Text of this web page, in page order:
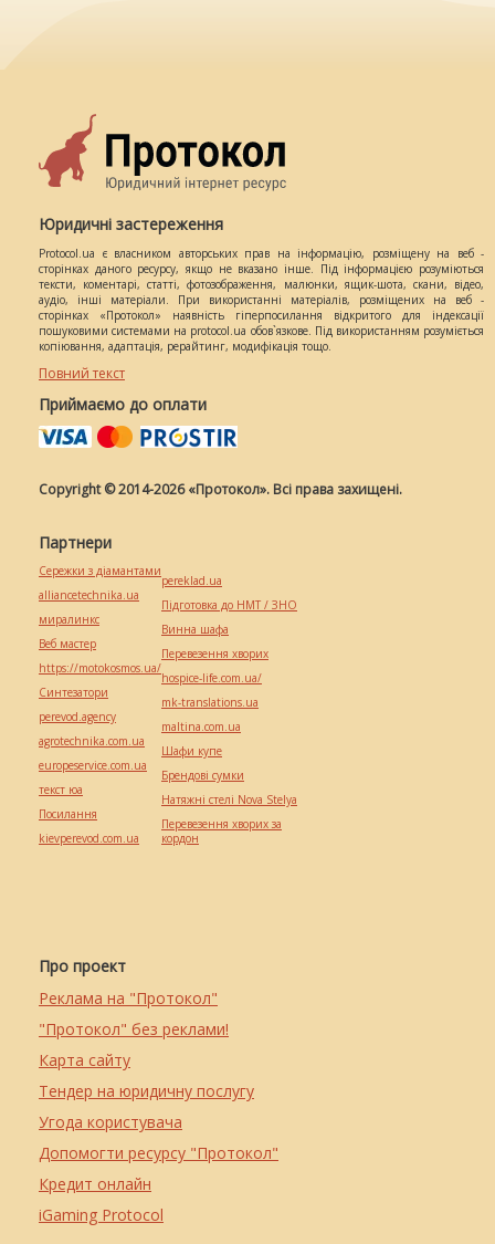
Юридичні застереження
Protocol.ua є власником авторських прав на інформацію, розміщену на веб -
сторінках даного ресурсу, якщо не вказано інше. Під інформацією розуміються
тексти, коментарі, статті, фотозображення, малюнки, ящик-шота, скани, відео,
аудіо, інші матеріали. При використанні матеріалів, розміщених на веб -
сторінках «Протокол» наявність гіперпосилання відкритого для індексації
пошуковими системами на protocol.ua обов`язкове. Під використанням розуміється
копіювання, адаптація, рерайтинг, модифікація тощо.
Повний текст
Приймаємо до оплати
Copyright © 2014-2026 «Протокол». Всі права захищені.
Про проект
Реклама на "Протокол"
"Протокол" без реклами!
Карта сайту
Тендер на юридичну послугу
Угода користувача
Допомогти ресурсу "Протокол"
Кредит онлайн
iGaming Protocol
Партнери
Сережки з діамантами
alliancetechnika.ua
миралинкс
Веб мастер
https://motokosmos.ua/
Синтезатори
perevod.agency
agrotechnika.com.ua
europeservice.com.ua
текст юа
Посилання
kievperevod.com.ua
pereklad.ua
Підготовка до НМТ / ЗНО
Винна шафа
Перевезення хворих
hospice-life.com.ua/
mk-translations.ua
maltina.com.ua
Шафи купе
Брендові сумки
Натяжні стелі Nova Stelya
Перевезення хворих за
кордон